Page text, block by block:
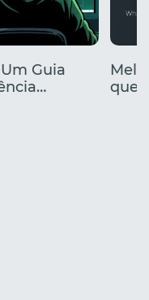
Guia
que